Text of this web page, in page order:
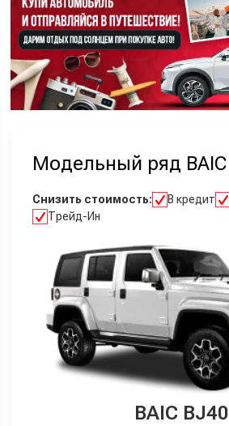
Модельный ряд BAIC
Снизить стоимость: В кредит
Трейд-Ин
BAIC BJ40